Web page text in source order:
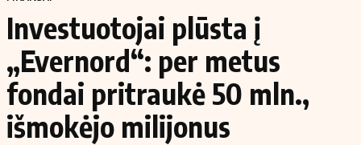
Aplinka
Energetika
Ekonomika
Politika
Įmonės
Technologijos
Laisvalaikis
Investuotojai plūsta į
„Evernord“: per metus
fondai pritraukė 50 mln.,
išmokėjo milijonus